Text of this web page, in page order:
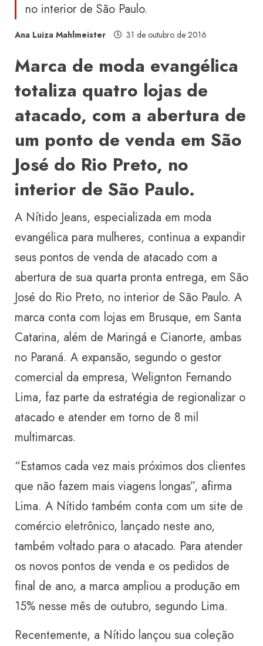
no interior de São Paulo.
Ana Luiza Mahlmeister 31 de outubro de 2016
Marca de moda evangélica
totaliza quatro lojas de
atacado, com a abertura de
um ponto de venda em São
José do Rio Preto, no
interior de São Paulo.
A Nítido Jeans, especializada em moda
evangélica para mulheres, continua a expandir
seus pontos de venda de atacado com a
abertura de sua quarta pronta entrega, em São
José do Rio Preto, no interior de São Paulo. A
marca conta com lojas em Brusque, em Santa
Catarina, além de Maringá e Cianorte, ambas
no Paraná. A expansão, segundo o gestor
comercial da empresa, Welignton Fernando
Lima, faz parte da estratégia de regionalizar o
atacado e atender em torno de 8 mil
multimarcas.
“Estamos cada vez mais próximos dos clientes
que não fazem mais viagens longas”, afirma
Lima. A Nítido também conta com um site de
comércio eletrônico, lançado neste ano,
também voltado para o atacado. Para atender
os novos pontos de venda e os pedidos de
final de ano, a marca ampliou a produção em
15% nesse mês de outubro, segundo Lima.
Recentemente, a Nítido lançou sua coleção